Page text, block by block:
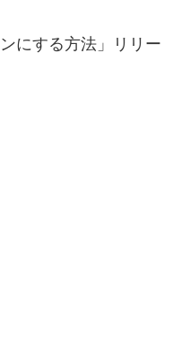
にする方法」リリー